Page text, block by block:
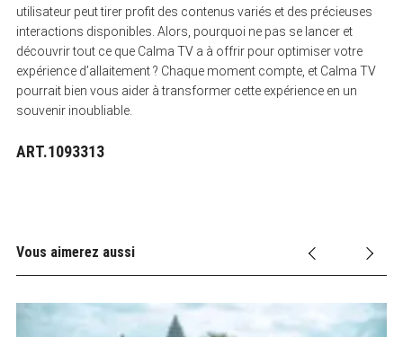
utilisateur peut tirer profit des contenus variés et des précieuses
interactions disponibles. Alors, pourquoi ne pas se lancer et
découvrir tout ce que Calma TV a à offrir pour optimiser votre
expérience d’allaitement ? Chaque moment compte, et Calma TV
pourrait bien vous aider à transformer cette expérience en un
souvenir inoubliable.
ART.1093313
Vous aimerez aussi